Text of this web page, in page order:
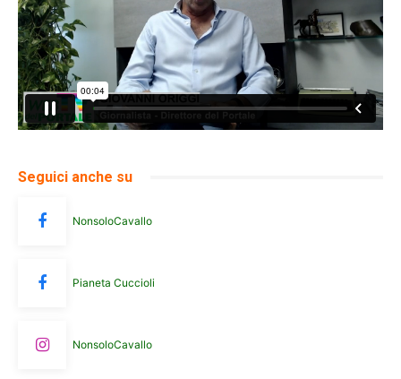
Seguici anche su
NonsoloCavallo
Pianeta Cuccioli
NonsoloCavallo